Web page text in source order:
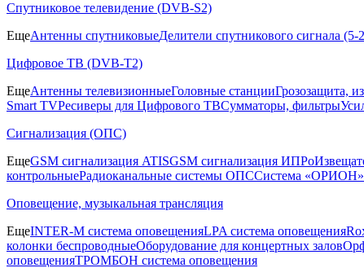
Спутниковое телевидение (DVB-S2)
ЕщеАнтенны спутниковыеДелители спутникового сигнала
Цифровое ТВ (DVB-T2)
ЕщеАнтенны телевизионныеГоловные станцииГрозозащита,
Smart TVРесиверы для Цифрового ТВСумматоры, фильтры
Сигнализация (ОПС)
ЕщеGSM сигнализация ATISGSM сигнализация ИПРо
контрольныеРадиоканальные системы ОПССистема «ОРИОН»
Оповещение, музыкальная трансляция
ЕщеINTER-M система оповещенияLPA система оповещения
колонки беспроводныеОборудование для концертных залов
оповещенияТРОМБОН система оповещения